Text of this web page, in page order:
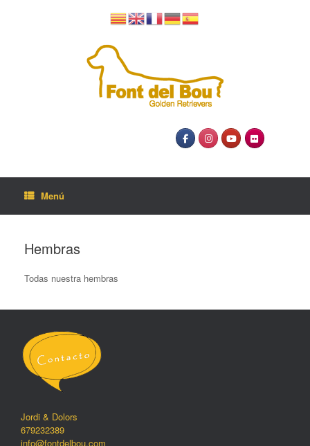
Menú
Hembras
Todas nuestra hembras
Jordi & Dolors
679232389
info@fontdelbou.com